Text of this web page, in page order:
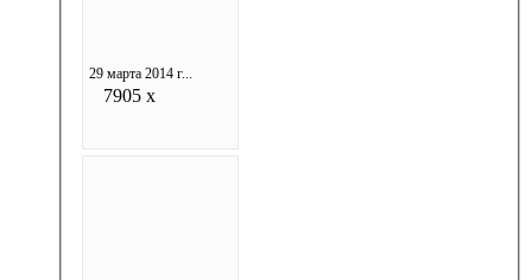
29 марта 2014 г...
7905 x